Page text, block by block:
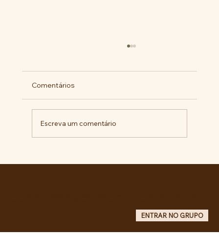
Comentários
Escreva um comentário
ENTRAR NO GRUPO